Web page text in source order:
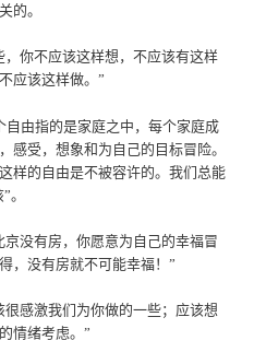
的。
你不应该这样想，不应该有这样
应该这样做。”
由指的是家庭之中，每个家庭成
感受，想象和为自己的目标冒险。
样的自由是不被容许的。我们总能
。
没有房，你愿意为自己的幸福冒
，没有房就不可能幸福！”
感激我们为你做的一些；应该想
情绪考虑。”